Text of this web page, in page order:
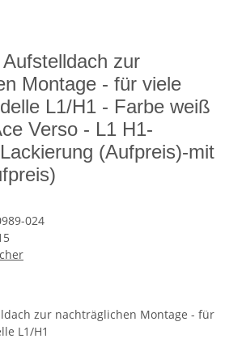
zur
Montage - für viele
L1/H1 - Farbe weiß
Verso - L1 H1-
(Aufpreis)-mit
024
zur nachträglichen Montage - für
L1/H1